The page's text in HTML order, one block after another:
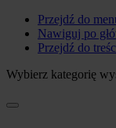
Przejdź do
Nawiguj po
Przejdź do
Wybierz kategorię